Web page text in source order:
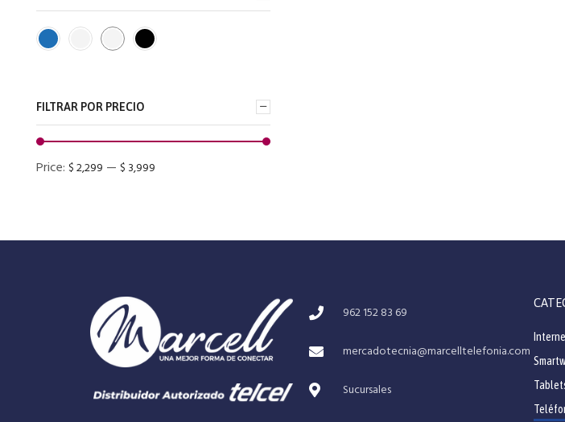
FILTRAR POR PRECIO
Price: $ 2,299 — $ 3,999
962 152 83 69
mercadotecnia@marcelltelefonia.com
Sucursales